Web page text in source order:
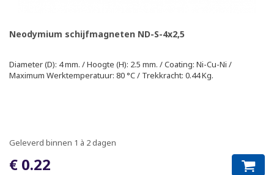
Neodymium schijfmagneten ND-S-4x2,5
Diameter (D): 4 mm. / Hoogte (H): 2.5 mm. / Coating: Ni-Cu-Ni /
Maximum Werktemperatuur: 80 °C / Trekkracht: 0.44 Kg.
Geleverd binnen 1 à 2 dagen
€ 0.22